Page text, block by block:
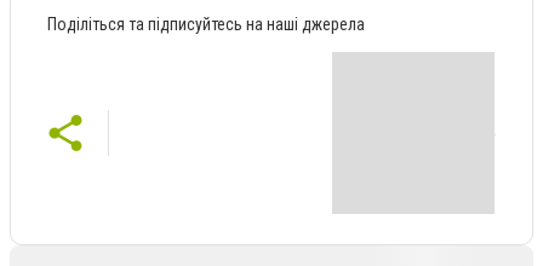
Поділіться та підписуйтесь на наші джерела